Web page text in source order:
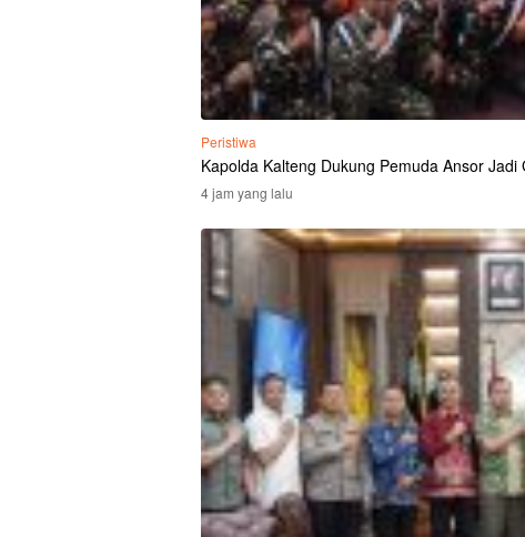
Peristiwa
Kapolda Kalteng Dukung Pemuda Ansor
4 jam yang lalu